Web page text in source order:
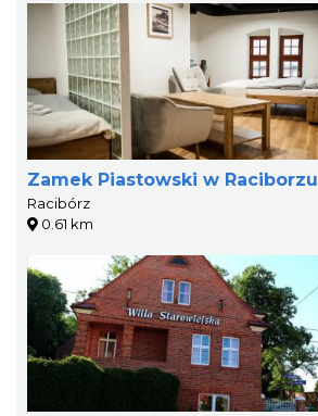
Zamek Piastowski w Raciborzu
Racibórz
0.61 km